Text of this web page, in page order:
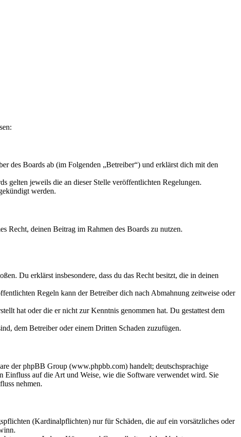
des Boards ab (im Folgenden „Betreiber“) und erklärst dich mit den
gelten jeweils die an dieser Stelle veröffentlichten Regelungen.
werden.
Recht, deinen Beitrag im Rahmen des Boards zu nutzen.
Du erklärst insbesondere, dass du das Recht besitzt, die in deinen
Regeln kann der Betreiber dich nach Abmahnung zeitweise oder
hat oder die er nicht zur Kenntnis genommen hat. Du gestattest dem
dem Betreiber oder einem Dritten Schaden zuzufügen.
der phpBB Group (www.phpbb.com) handelt; deutschsprachige
Einfluss auf die Art und Weise, wie die Software verwendet wird. Sie
nehmen.
(Kardinalpflichten) nur für Schäden, die auf ein vorsätzliches oder